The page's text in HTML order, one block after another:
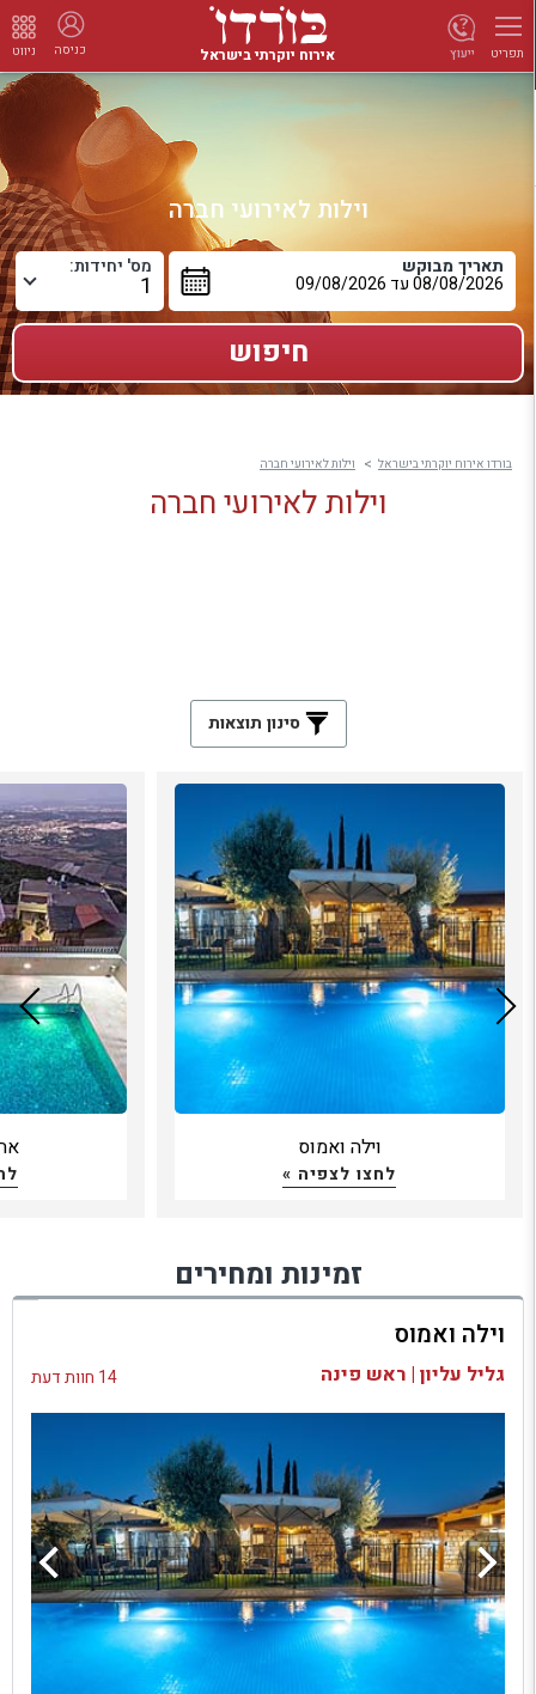
תפריט אירוח יוקרתי בישראל כניסה ניווט ייעוץ
וילות לאירועי חברה
תאריך מבוקש מס' יחידות:
בורדו אירוח יוקרתי בישראל וילות לאירועי חברה
וילות לאירועי חברה
סינון תוצאות
וילה ואמוס
לחצו לצפיה »
זמינות ומחירים
וילה ואמוס
גליל עליון | ראש פינה 14 חוות דעת